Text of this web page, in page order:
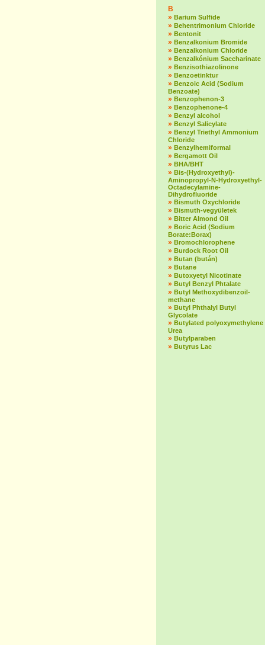
B
» Barium Sulfide
» Behentrimonium Chloride
» Bentonit
» Benzalkonium Bromide
» Benzalkonium Chloride
» Benzalkónium Saccharinate
» Benzisothiazolinone
» Benzoetinktur
» Benzoic Acid (Sodium
Benzoate)
» Benzophenon-3
» Benzophenone-4
» Benzyl alcohol
» Benzyl Salicylate
» Benzyl Triethyl Ammonium
Chloride
» Benzylhemiformal
» Bergamott Oil
» BHA/BHT
» Bis-(Hydroxyethyl)-
Aminopropyl-N-Hydroxyethyl-
Octadecylamine-
Dihydrofluoride
» Bismuth Oxychloride
» Bismuth-vegyületek
» Bitter Almond Oil
» Boric Acid (Sodium
Borate:Borax)
» Bromochlorophene
» Burdock Root Oil
» Butan (bután)
» Butane
» Butoxyetyl Nicotinate
» Butyl Benzyl Phtalate
» Butyl Methoxydibenzoil-
methane
» Butyl Phthalyl Butyl
Glycolate
» Butylated polyoxymethylene
Urea
» Butylparaben
» Butyrus Lac